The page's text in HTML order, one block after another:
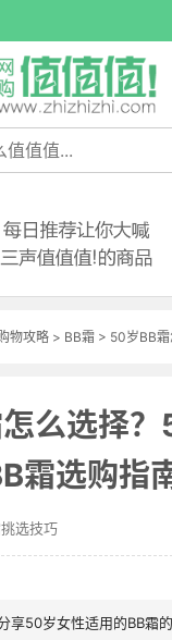
物攻略 > BB霜 > 50岁BB
么选择
霜选购指
选技巧
享50岁女性适用的BB霜